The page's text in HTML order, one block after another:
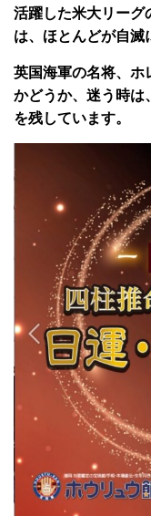
活躍した米大リーグ
は、ほとんどが自滅
英国海軍の名将、ホ
かどうか、迷う時は
を残しています。